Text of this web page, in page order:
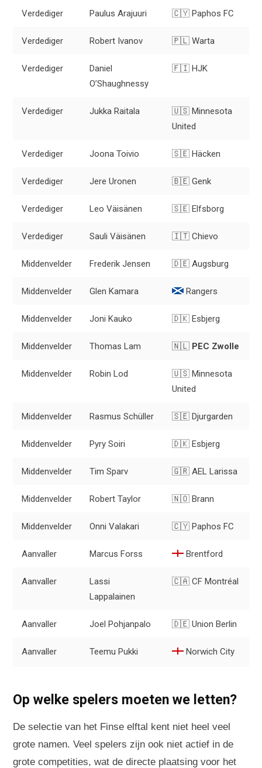
Verdediger Paulus Arajuuri 🇨🇾 Paphos FC
Verdediger Robert Ivanov 🇵🇱 Warta
Verdediger
Daniel
O’Shaughnessy
🇫🇮 HJK
Verdediger Jukka Raitala
🇺🇸 Minnesota
United
Verdediger Joona Toivio 🇸🇪 Häcken
Verdediger Jere Uronen 🇧🇪 Genk
Verdediger Leo Väisänen 🇸🇪 Elfsborg
Verdediger Sauli Väisänen 🇮🇹 Chievo
Middenvelder Frederik Jensen 🇩🇪 Augsburg
Middenvelder Glen Kamara Rangers
Middenvelder Joni Kauko 🇩🇰 Esbjerg
Middenvelder Thomas Lam 🇳🇱 PEC Zwolle
Middenvelder Robin Lod
🇺🇸 Minnesota
United
Middenvelder Rasmus Schüller 🇸🇪 Djurgarden
Middenvelder Pyry Soiri 🇩🇰 Esbjerg
Middenvelder Tim Sparv 🇬🇷 AEL Larissa
Middenvelder Robert Taylor 🇳🇴 Brann
Middenvelder Onni Valakari 🇨🇾 Paphos FC
Aanvaller Marcus Forss Brentford
Aanvaller
Lassi
Lappalainen
🇨🇦 CF Montréal
Aanvaller Joel Pohjanpalo 🇩🇪 Union Berlin
Aanvaller Teemu Pukki Norwich City
Op welke spelers moeten we letten?
De selectie van het Finse elftal kent niet heel veel
grote namen. Veel spelers zijn ook niet actief in de
grote competities, wat de directe plaatsing voor het